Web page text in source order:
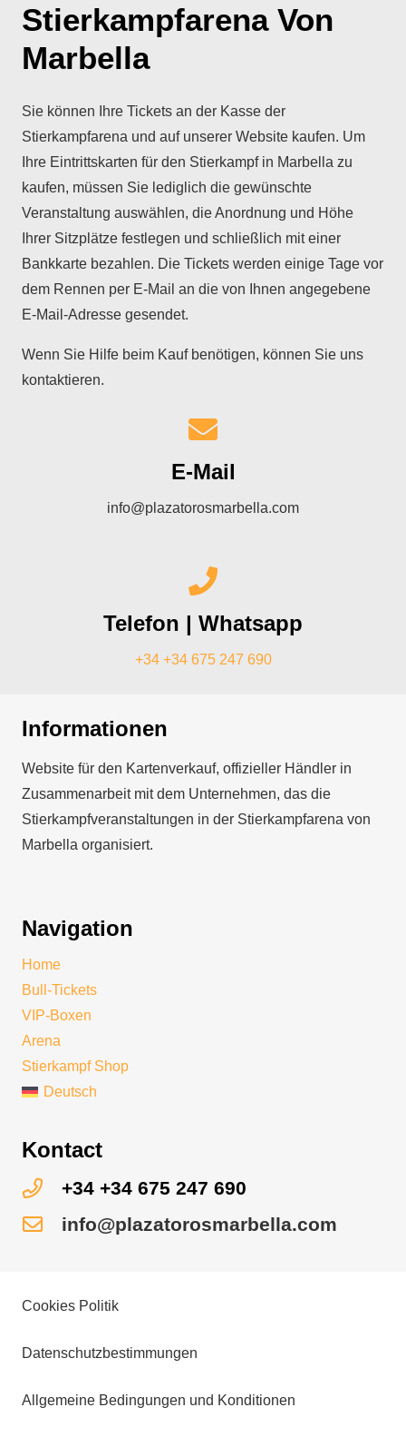
Stierkampfarena Von
Marbella
Sie können Ihre Tickets an der Kasse der
Stierkampfarena und auf unserer Website kaufen. Um
Ihre Eintrittskarten für den Stierkampf in Marbella zu
kaufen, müssen Sie lediglich die gewünschte
Veranstaltung auswählen, die Anordnung und Höhe
Ihrer Sitzplätze festlegen und schließlich mit einer
Bankkarte bezahlen. Die Tickets werden einige Tage vor
dem Rennen per E-Mail an die von Ihnen angegebene
E-Mail-Adresse gesendet.
Wenn Sie Hilfe beim Kauf benötigen, können Sie uns
kontaktieren.
E-Mail
info@plazatorosmarbella.com
Telefon | Whatsapp
+34 +34 675 247 690
Informationen
Website für den Kartenverkauf, offizieller Händler in
Zusammenarbeit mit dem Unternehmen, das die
Stierkampfveranstaltungen in der Stierkampfarena von
Marbella organisiert.
Navigation
Home
Bull-Tickets
VIP-Boxen
Arena
Stierkampf Shop
Deutsch
Kontact
+34 +34 675 247 690
info@plazatorosmarbella.com
Cookies Politik
Datenschutzbestimmungen
Allgemeine Bedingungen und Konditionen